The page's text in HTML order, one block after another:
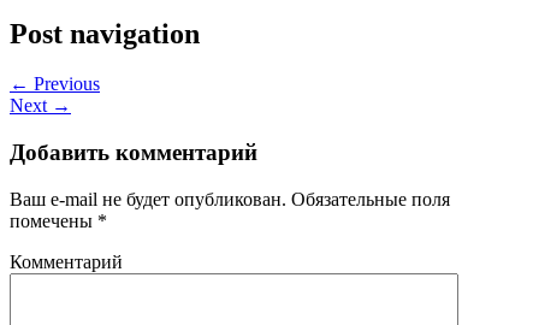
Post navigation
← Previous
Next →
Добавить комментарий
Ваш e-mail не будет опубликован. Обязательные поля
помечены *
Комментарий